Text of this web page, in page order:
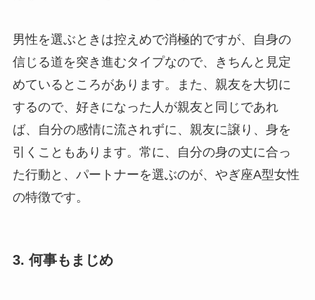
男性を選ぶときは控えめで消極的ですが、自身の
信じる道を突き進むタイプなので、きちんと見定
めているところがあります。また、親友を大切に
するので、好きになった人が親友と同じであれ
ば、自分の感情に流されずに、親友に譲り、身を
引くこともあります。常に、自分の身の丈に合っ
た行動と、パートナーを選ぶのが、やぎ座A型女性
の特徴です。
3. 何事もまじめ